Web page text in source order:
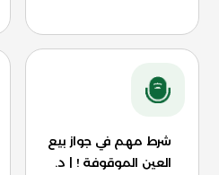
شرط مهم في جواز بيع
العين الموقوفة ! | د.